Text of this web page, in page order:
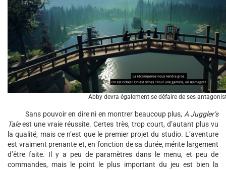
Abby devra également se défaire de ses
Sans pouvoir en dire ni en montrer beaucoup plus, A Juggler’s
Taleest une vraie réussite. Certes très, trop court, d’autant plus vu
la qualité, mais ce n’est que le premier projet du studio. L’aventure
est vraiment prenante et, en fonction de sa durée, mérite largement
d’être faite. Il y a peu de paramètres dans le menu, et peu de
commandes, mais le point le plus important du jeu est bien la